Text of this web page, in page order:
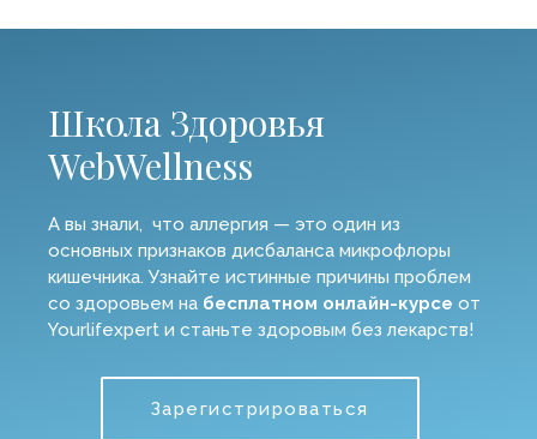
Школа Здоровья
WebWellness
А вы знали, что аллергия — это один из
основных признаков дисбаланса микрофлоры
кишечника. Узнайте истинные причины проблем
со здоровьем на бесплатном онлайн-курсе от
Yourlifexpert и станьте здоровым без лекарств!
Зарегистрироваться